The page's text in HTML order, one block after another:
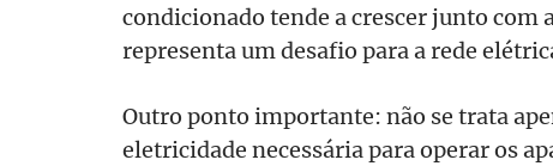
condicionado tende a crescer junto
representa um desafio para a rede
Outro ponto importante: não se trata
eletricidade necessária para operar os